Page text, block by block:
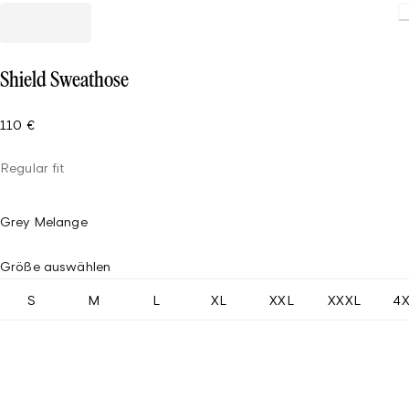
Shield Sweathose
110 €
Regular fit
Grey Melange
Größe auswählen
S M L XL XXL XXXL